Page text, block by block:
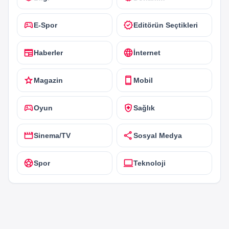
sports_esportsE-Spor verifiedEditörün Seçtikleri
newspaperHaberler languageİnternet
starMagazin smartphone Mobil
sports_esportsOyun health_and_safetySağlık
movieSinema/TV shareSosyal Medya
sports_soccerSpor computerTeknoloji